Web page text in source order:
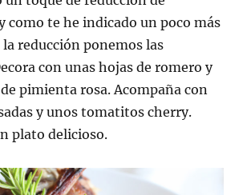
como te he indicado un poco más
reducción ponemos las
con unas hojas de romero y
pimienta rosa. Acompaña con
y unos tomatitos cherry.
plato delicioso.